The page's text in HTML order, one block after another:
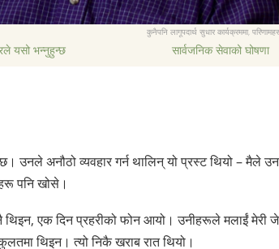
कुनैपनि लागूपदार्थ सुधार कार्यक्रममा,
यसो भन्नुहुन्छ सार्वजनिक सेवाको घोषणा
उनले अनौठो व्यवहार गर्न थालिन् यो प्रस्ट थियो – मैले
पनि खोसे।
थिइन, एक दिन प्रहरीको फोन आयो। उनीहरूले मलाईं मेरी
थिइन। त्यो निकै खराब रात थियो।